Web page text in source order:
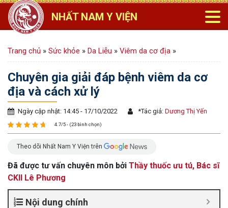
NHẤT NAM Y VIỆN
Trang chủ » Sức khỏe » Da Liễu » Viêm da cơ địa »
Chuyên gia giải đáp bệnh viêm da cơ
địa và cách xử lý
Ngày cập nhật: 14:45 - 17/10/2022 *Tác giả: Dương Thị Yến
4.7/5 - (23 bình chọn)
Theo dõi Nhất Nam Y Viện trên
Đã được tư vấn chuyên môn bởi Thầy thuốc ưu tú, Bác sĩ
CKII Lê Phương
Nội dung chính